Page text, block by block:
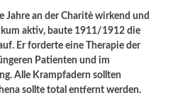
Jahre an der Charitè wirkend und
aktiv, baute 1911/1912 die
Er forderte eine Therapie der
Patienten und im
Alle Krampfadern sollten
sollte total entfernt werden.